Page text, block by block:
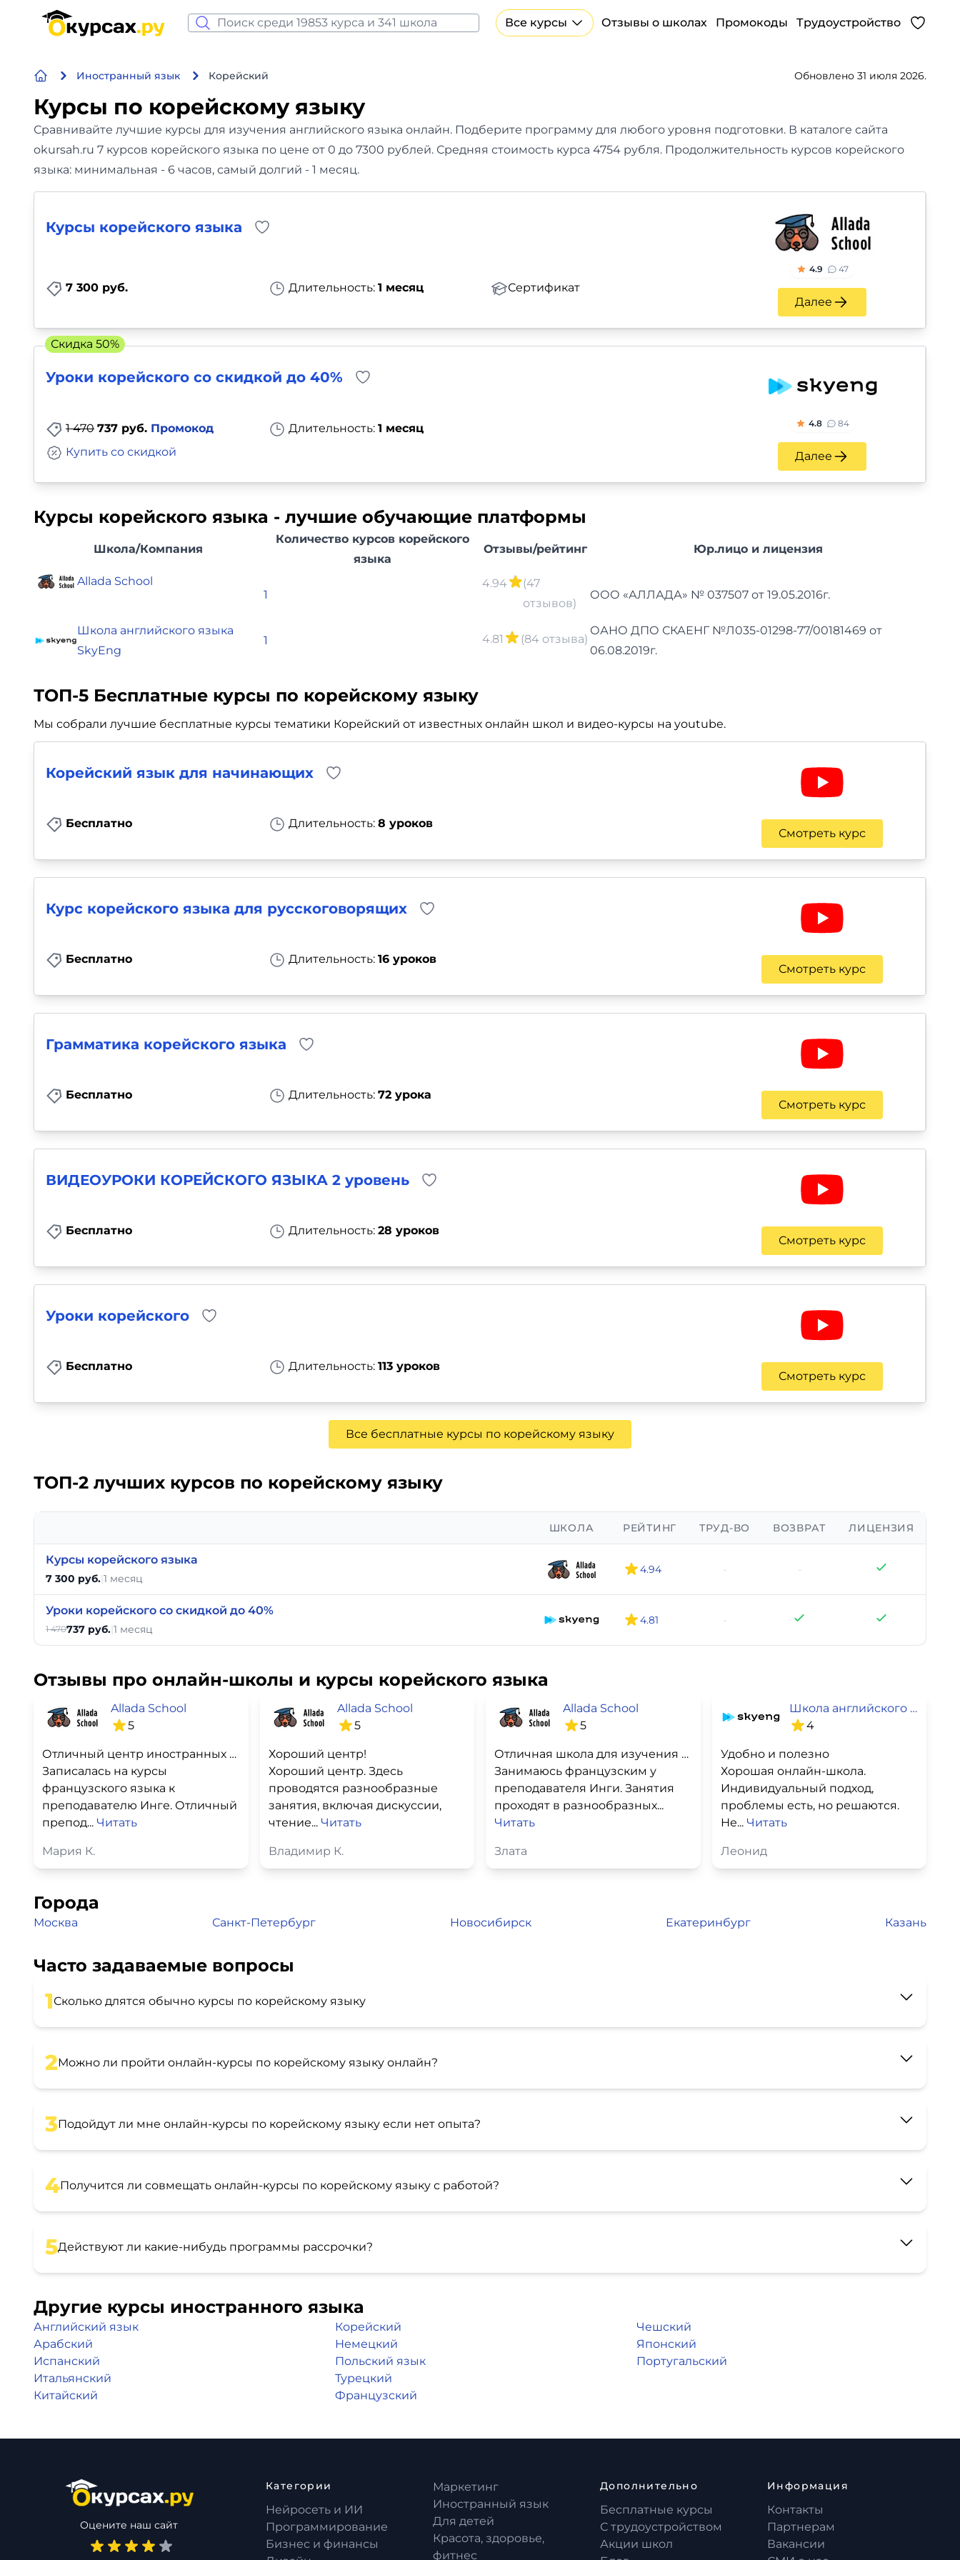
Все курсы Отзывы о школах Промокоды Трудоустройство
Иностранный язык Корейский Обновлено 31 июля 2026.
Курсы по корейскому языку
Сравнивайте лучшие курсы для изучения английского языка онлайн. Подберите программу для любого уровня подготовки. В каталоге сайта
okursah.ru 7 курсов корейского языка по цене от 0 до 7300 рублей. Средняя стоимость курса 4754 рубля. Продолжительность курсов корейского
языка: минимальная - 6 часов, самый долгий - 1 месяц.
Курсы корейского языка
7 300 руб. Длительность: 1 месяц Сертификат
4.9 47
Далее
Уроки корейского со скидкой до 40%
1 470 737 руб. Промокод Длительность: 1 месяц
Купить со скидкой
4.8 84
Далее
Скидка 50%
Курсы корейского языка - лучшие обучающие платформы
Школа/Компания
Количество курсов корейского
языка
Отзывы/рейтинг Юр.лицо и лицензия
Allada School
1
4.94
(47
отзывов)
ООО «АЛЛАДА» № 037507 от 19.05.2016г.
Школа английского языка
SkyEng
1 4.81 (84 отзыва)
ОАНО ДПО СКАЕНГ №Л035-01298-77/00181469 от
06.08.2019г.
ТОП-5 Бесплатные курсы по корейскому языку
Мы собрали лучшие бесплатные курсы тематики Корейский от известных онлайн школ и видео-курсы на youtube.
Корейский язык для начинающих
Бесплатно Длительность: 8 уроков
Смотреть курс
Курс корейского языка для русскоговорящих
Бесплатно Длительность: 16 уроков
Смотреть курс
Грамматика корейского языка
Бесплатно Длительность: 72 урока
Смотреть курс
ВИДЕОУРОКИ КОРЕЙСКОГО ЯЗЫКА 2 уровень
Бесплатно Длительность: 28 уроков
Смотреть курс
Уроки корейского
Бесплатно Длительность: 113 уроков
Смотреть курс
Все бесплатные курсы по корейскому языку
ТОП-2 лучших курсов по корейскому языку
ШКОЛА РЕЙТИНГ ТРУД-ВО ВОЗВРАТ ЛИЦЕНЗИЯ
Курсы корейского языка
7 300 руб.|1 месяц
4.94 - -
Уроки корейского со скидкой до 40%
1 470737 руб.|1 месяц
4.81 -
Отзывы про онлайн-школы и курсы корейского языка
Allada School
5
Отличный центр иностранных языков!
Записалась на курсы
французского языка к
преподавателю Инге. Отличный
препод... Читать
Мария К.
Allada School
5
Хороший центр!
Хороший центр. Здесь
проводятся разнообразные
занятия, включая дискуссии,
чтение... Читать
Владимир К.
Allada School
5
Отличная школа для изучения языка
Занимаюсь французским у
преподавателя Инги. Занятия
проходят в разнообразных...
Читать
Злата
Школа английского языка SkyEng
4
Удобно и полезно
Хорошая онлайн-школа.
Индивидуальный подход,
проблемы есть, но решаются.
Не... Читать
Леонид
Города
Москва Санкт-Петербург Новосибирск Екатеринбург Казань
Часто задаваемые вопросы
1Сколько длятся обычно курсы по корейскому языку
2Можно ли пройти онлайн-курсы по корейскому языку онлайн?
3Подойдут ли мне онлайн-курсы по корейскому языку если нет опыта?
4Получится ли совмещать онлайн-курсы по корейскому языку с работой?
5Действуют ли какие-нибудь программы рассрочки?
Другие курсы иностранного языка
Английский язык
Арабский
Испанский
Итальянский
Китайский
Корейский
Немецкий
Польский язык
Турецкий
Французский
Чешский
Японский
Португальский
Программирование
Бизнес и финансы
Дизайн
Аналитика
Видео, фото, аудио
Для детей
Красота, здоровье, фитнес
Психология и саморазвитие
Прочее
Репетиторы
Тесты на профориентацию
Бесплатно
Оцените наш сайт
Категории
Нейросеть и ИИ
Программирование
Бизнес и финансы
Маркетинг
Иностранный язык
Для детей
Красота, здоровье,
фитнес
Дополнительно
Бесплатные курсы
С трудоустройством
Акции школ
Информация
Контакты
Партнерам
Вакансии